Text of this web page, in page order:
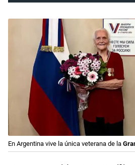
En Argentina vive la única veterana de la